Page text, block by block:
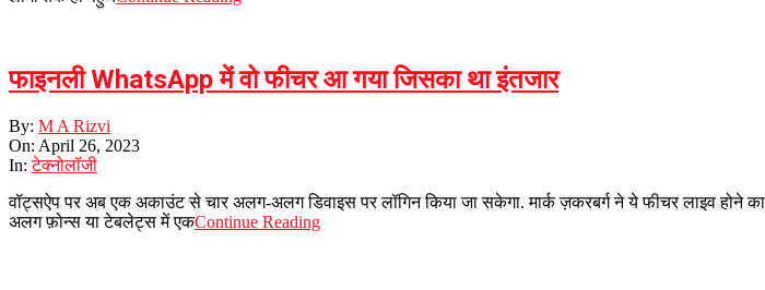
फाइनली WhatsApp में वो फीचर आ गया जिसका था इंतजार
2023-
04-
26
By: M A Rizvi
On: April 26, 2023
In: टेक्नोलॉजी
वॉट्सऐप पर अब एक अकाउंट से चार अलग-अलग डिवाइस पर लॉगिन किया जा सकेगा. मार्क ज़करबर्ग ने ये फीचर लाइव होने
अलग फ़ोन्स या टेबलेट्स में एकContinue Reading